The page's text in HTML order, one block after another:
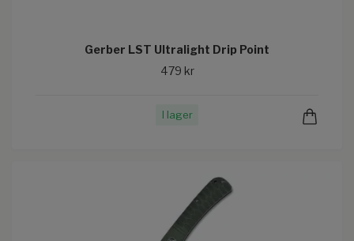
Gerber LST Ultralight Drip Point
479 kr
I lager